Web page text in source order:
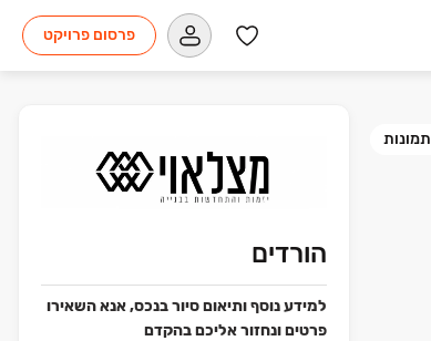
פרסום פרויקט
תמונות
הורדים
למידע נוסף ותיאום סיור בנכס, אנא השאירו
פרטים ונחזור אליכם בהקדם